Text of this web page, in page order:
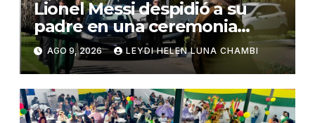
Lionel Messi despidió a su
padre en una ceremonia
íntima en Rosario
AGO 9, 2026 LEYDI HELEN LUNA CHAMBI